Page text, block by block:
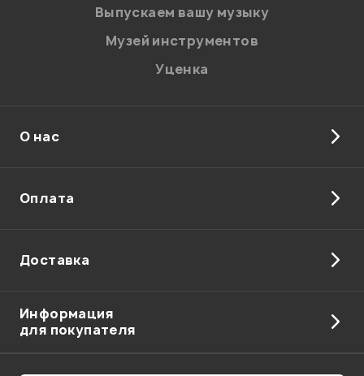
Выпускаем вашу музыку
Музей инструментов
Уценка
О нас
Оплата
Доставка
Информация
для покупателя